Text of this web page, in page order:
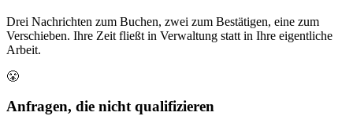
Drei Nachrichten zum Buchen, zwei zum Bestätigen, eine zum
Verschieben. Ihre Zeit fließt in Verwaltung statt in Ihre eigentliche
Arbeit.
😤
Anfragen, die nicht qualifizieren